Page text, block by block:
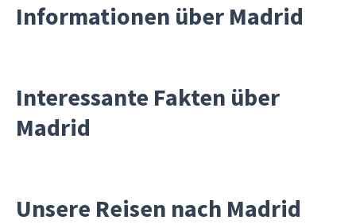
Informationen über Madrid
Interessante Fakten über
Madrid
Unsere Reisen nach Madrid